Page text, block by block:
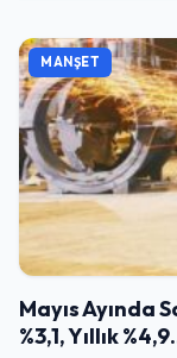
MANŞET
Mayıs Ayında
%3,1, Yıllık
Giriş Yap
Kullanıcı Adı